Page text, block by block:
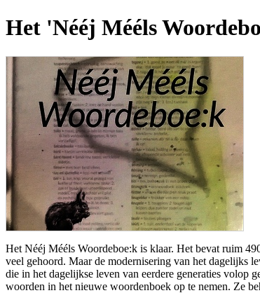
Het 'Nééj Mééls
Het Nééj Mééls Woordeboe:k is klaar. Het bevat ruim
veel gehoord. Maar de modernisering van het dagelijks
die in het dagelijkse leven van eerdere generaties volop
woorden in het nieuwe woordenboek op te nemen. Ze